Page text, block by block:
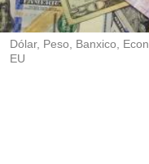
i
r
Dólar, Peso, Banxico,
EU